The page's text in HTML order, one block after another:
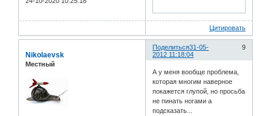
Цитировать
Поделиться 9
31-05-
2012 11:18:04
Nikolaevsk
Местный
А у меня вообще проблема,
которая многим наверное
покажется глупой, но просьба
не пинать ногами а
подсказать...